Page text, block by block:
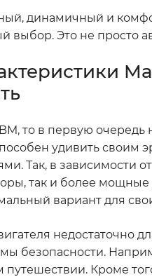
динамичный и
выбор. Это не просто
то в первую
удивить
Так, в зависимости
так и более мощные
вариант для
недостаточно
безопасности.
Кроме